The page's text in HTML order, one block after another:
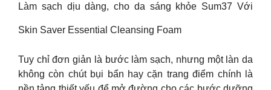
Làm sạch dịu dàng, cho da sáng khỏe Sum37 Với
Skin Saver Essential Cleansing Foam
Tuy chỉ đơn giản là bước làm sạch, nhưng một làn da
không còn chút bụi bẩn hay cặn trang điểm chính là